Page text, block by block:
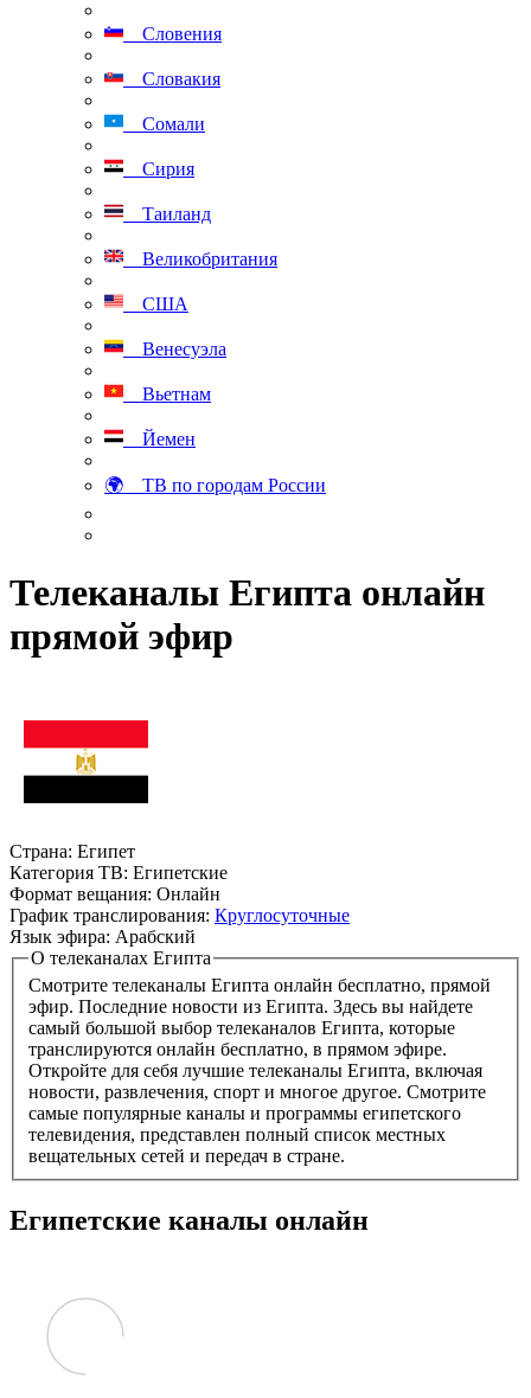
Словения
Словакия
Сомали
Сирия
Таиланд
Великобритания
США
Венесуэла
Вьетнам
Йемен
🌍 ТВ по городам России
Телеканалы Египта онлайн
прямой эфир
Страна: Египет
Категория ТВ: Египетские
Формат вещания: Онлайн
График транслирования: Круглосуточные
Язык эфира: Арабский
О телеканалах Египта
Смотрите телеканалы Египта онлайн бесплатно, прямой
эфир. Последние новости из Египта. Здесь вы найдете
самый большой выбор телеканалов Египта, которые
транслируются онлайн бесплатно, в прямом эфире.
Откройте для себя лучшие телеканалы Египта, включая
новости, развлечения, спорт и многое другое. Смотрите
самые популярные каналы и программы египетского
телевидения, представлен полный список местных
вещательных сетей и передач в стране.
Египетские каналы онлайн